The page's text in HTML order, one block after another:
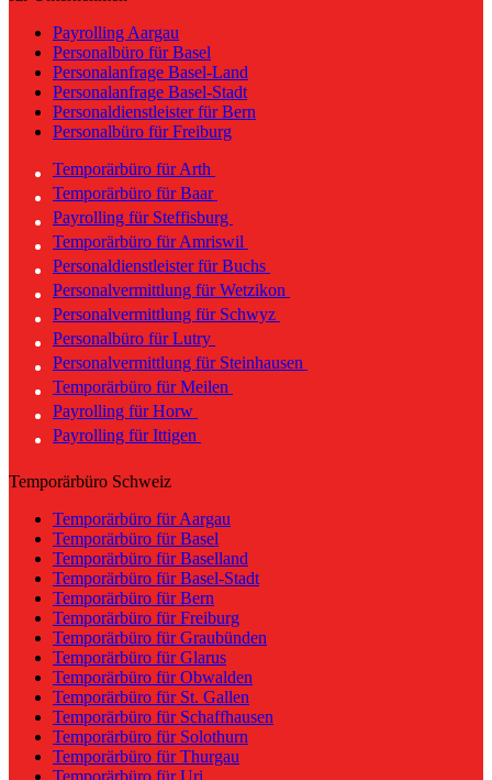
Payrolling Aargau
Personalbüro für Basel
Personalanfrage Basel-Land
Personalanfrage Basel-Stadt
Personaldienstleister für Bern
Personalbüro für Freiburg
Temporärbüro für Arth
Temporärbüro für Baar
Payrolling für Steffisburg
Temporärbüro für Amriswil
Personaldienstleister für Buchs
Personalvermittlung für Wetzikon
Personalvermittlung für Schwyz
Personalbüro für Lutry
Personalvermittlung für Steinhausen
Temporärbüro für Meilen
Payrolling für Horw
Payrolling für Ittigen
Temporärbüro Schweiz
Temporärbüro für Aargau
Temporärbüro für Basel
Temporärbüro für Baselland
Temporärbüro für Basel-Stadt
Temporärbüro für Bern
Temporärbüro für Freiburg
Temporärbüro für Graubünden
Temporärbüro für Glarus
Temporärbüro für Obwalden
Temporärbüro für St. Gallen
Temporärbüro für Schaffhausen
Temporärbüro für Solothurn
Temporärbüro für Thurgau